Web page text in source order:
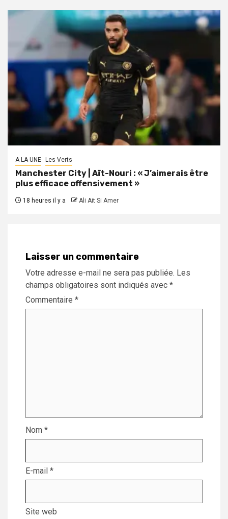
A LA UNE Les Verts
Manchester City | Aït-Nouri : « J’aimerais être
plus efficace offensivement »
18 heures il y a Ali Ait Si Amer
Laisser un commentaire
Votre adresse e-mail ne sera pas publiée. Les
champs obligatoires sont indiqués avec *
Commentaire *
Nom *
E-mail *
Site web